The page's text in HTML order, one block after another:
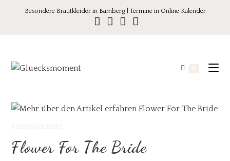
Besondere Brautkleider in Bamberg | Termine in Online Kalender
Flower For The Bride